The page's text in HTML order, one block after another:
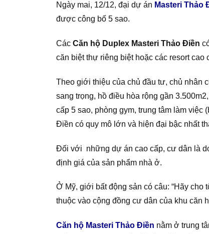
Ngày mai, 12/12, đại dự án Masteri Thảo
được công bố 5 sao.
Các Căn hộ Duplex Masteri Thảo Điền
căn biệt thự riêng biệt hoặc các resort cao
Theo giới thiệu của chủ đầu tư, chủ nhân
sang trọng, hồ điều hòa rộng gần
cấp 5 sao, phòng gym, trung tâm làm
Điền có quy mô lớn và hiện đại bậc nhất
Đối với những dự án cao cấp, cư dân là
định giá của sản phẩm nhà ở.
Ở Mỹ, giới bất động sản có câu: “Hãy cho
thuộc vào cộng đồng cư dân của khu căn
Căn hộ Masteri Thảo Điền nằm ở trung